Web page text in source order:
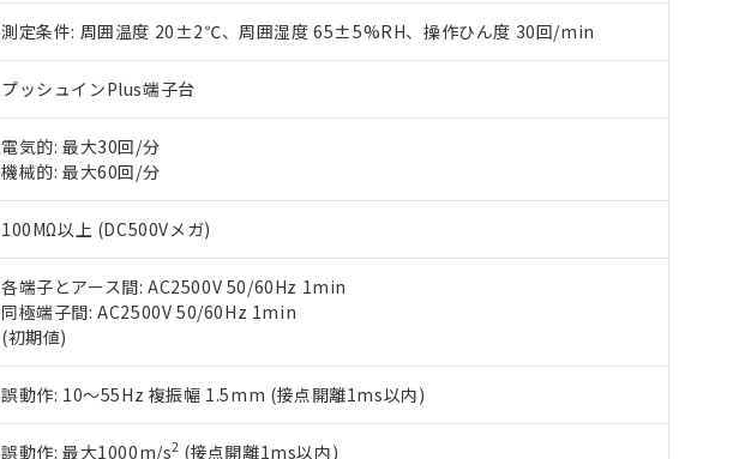
測定条件: 周囲温度 20±2℃、周囲湿度 65±5%RH、操作ひん度 30回/min
プッシュインPlus端子台
電気的: 最大30回/分
機械的: 最大60回/分
100MΩ以上 (DC500Vメガ)
各端子とアース間: AC2500V 50/60Hz 1min
同極端子間: AC2500V 50/60Hz 1min
(初期値)
誤動作: 10～55Hz 複振幅 1.5mm (接点開離1ms以内)
誤動作: 最大1000m/s2 (接点開離1ms以内)
正式な納期状況および標準価格はお客様のお取引先、またはお客様担当のオムロン制
当社販売員にご相談ください。
オムロン制御機器販売店や当社販売拠点は「販売ネットワーク
」をご確認ください
在庫状況および標準価格結果を当社の事前の承諾なく第三者に漏洩または開示しな
マイパーツ機能（部品リスト作成サービス）をご利用いただくには、I-Webメンバー
ている必要があります。
お客様が当ウェブサイト上で当社にご登録された部品リストについて、当社および当
さい。
※当社の共同利用者とは、"個人情報の共同利用に関して"
の「1.共同利用者の範
いる法人を指します。
※2 対応予定月
部品在庫の切り替え状況などにより、予定月が前後することがあります。
※3 非含有証明書ダウンロード
下記の非含有証明書をダウンロードすることができます。
EU RoHS指令（10物質）の非含有証明書
51物質の非含有証明書（当社基準）
※本証明書は発行日時点で非含有を証明するもので、過去に遡って非含有を証明するもの
また、RoHS指令のフタル酸エステル類４物質の対応では、対応完了までの期間は出荷
混在することから備考欄に対応日を記載しておりました。
り割愛しております。
※2 環境保護使用期限
「ｅ」：有害物質（10物質）のすべてが基準値以下であることを示します。
「10」：通常の使用状況下において有害物質が外部に漏えいし、環境に深刻な影響を及ぼ
味します。
当社は、貴社製品を第三者に販売する場合は、上記1、2および3の内容を当該第三者
また当社は、販売先および販売に係わる関係者が違法に輸出するおそれがある場合は
たしません。
△ 一定数には満たないが在庫あり
－
在庫なし(最新の在庫状況については、お客様のお取引先、またはお客様担当の
機器販売店・当社販売員にご確認ください)
空
白
受注生産機種、また在庫状況の情報を公開していない機種